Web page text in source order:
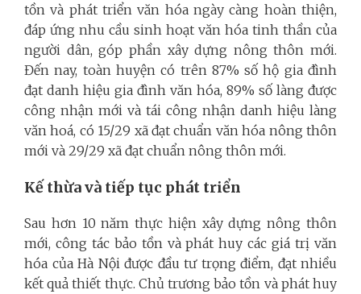
tồn và phát triển văn hóa ngày càng hoàn thiện,
đáp ứng nhu cầu sinh hoạt văn hóa tinh thần của
người dân, góp phần xây dựng nông thôn mới.
Đến nay, toàn huyện có trên 87% số hộ gia đình
đạt danh hiệu gia đình văn hóa, 89% số làng được
công nhận mới và tái công nhận danh hiệu làng
văn hoá, có 15/29 xã đạt chuẩn văn hóa nông thôn
mới và 29/29 xã đạt chuẩn nông thôn mới.
Kế thừa và tiếp tục phát triển
Sau hơn 10 năm thực hiện xây dựng nông thôn
mới, công tác bảo tồn và phát huy các giá trị văn
hóa của Hà Nội được đầu tư trọng điểm, đạt nhiều
kết quả thiết thực. Chủ trương bảo tồn và phát huy